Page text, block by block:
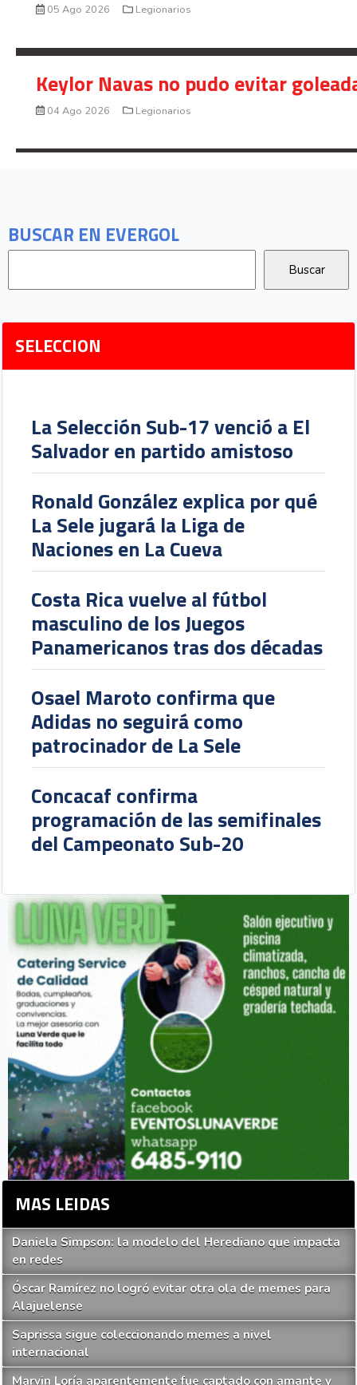
BUSCAR EN EVERGOL
SELECCION
La Selección Sub-17 venció a El
Salvador en partido amistoso
Ronald González explica por qué
La Sele jugará la Liga de
Naciones en La Cueva
Costa Rica vuelve al fútbol
masculino de los Juegos
Panamericanos tras dos décadas
Osael Maroto confirma que
Adidas no seguirá como
patrocinador de La Sele
Concacaf confirma
programación de las semifinales
del Campeonato Sub-20
MAS LEIDAS
Daniela Simpson: la modelo del Herediano que impacta
en redes
Óscar Ramírez no logró evitar otra ola de memes para
Alajuelense
Saprissa sigue coleccionando memes a nivel
internacional
Marvin Loría aparentemente fue captado con amante y
05 Ago 2026 Legionarios
Keylor Navas no pudo evitar
04 Ago 2026 Legionarios